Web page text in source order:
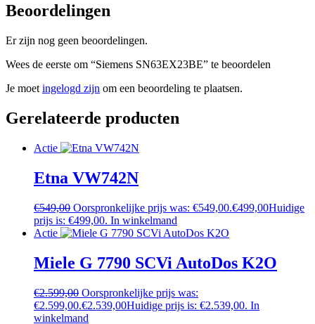
Beoordelingen
Er zijn nog geen beoordelingen.
Wees de eerste om “Siemens SN63EX23BE” te beoordelen
Je moet ingelogd zijn om een beoordeling te plaatsen.
Gerelateerde producten
Actie
Etna VW742N
€549,00 Oorspronkelijke prijs was: €549,00.€499,00Huidige
prijs is: €499,00. In winkelmand
Actie
Miele G 7790 SCVi AutoDos K2O
€2.599,00 Oorspronkelijke prijs was:
€2.599,00.€2.539,00Huidige prijs is: €2.539,00. In
winkelmand